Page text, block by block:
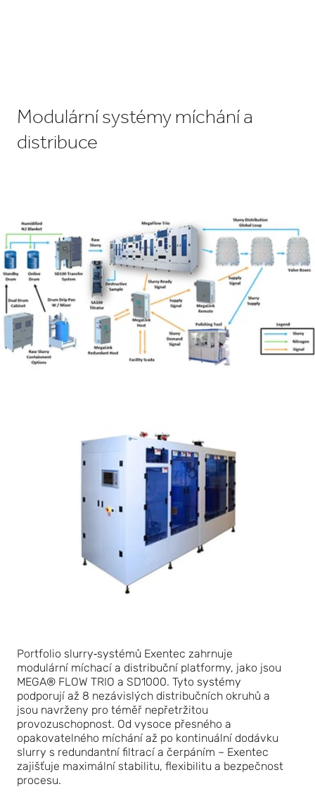
Modulární systémy míchání a
distribuce
Portfolio slurry‑systémů Exentec zahrnuje
modulární míchací a distribuční platformy, jako jsou
MEGA® FLOW TRIO a SD1000. Tyto systémy
podporují až 8 nezávislých distribučních okruhů a
jsou navrženy pro téměř nepřetržitou
provozuschopnost. Od vysoce přesného a
opakovatelného míchání až po kontinuální dodávku
slurry s redundantní filtrací a čerpáním – Exentec
zajišťuje maximální stabilitu, flexibilitu a bezpečnost
procesu.